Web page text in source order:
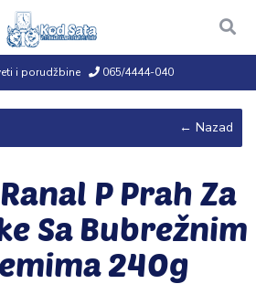
i porudžbine 065/4444-040
← Nazad
P Prah Za
Sa Bubrežnim
240g